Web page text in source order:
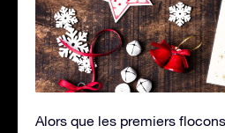
Alors que les premiers